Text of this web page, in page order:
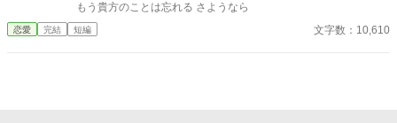
もう貴方のことは忘れる さようなら
恋愛 完結 短編 文字数：10,610